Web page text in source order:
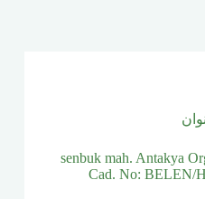
senbuk mah. Antakya
Cad. No: BELEN/